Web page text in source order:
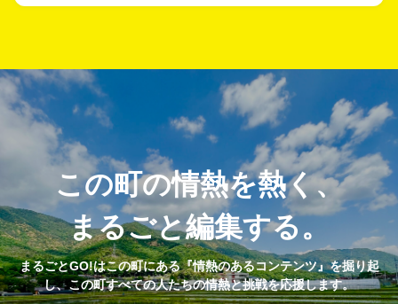
この町の情熱を熱く、
まるごと編集する。
まるごとGO!はこの町にある『情熱のあるコンテンツ』を掘り起
し、この町すべての人たちの情熱と挑戦を応援します。